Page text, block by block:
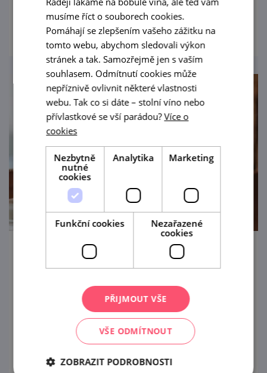
prohlédnout
Exkurze ve Vinařství Fučík
Ochutnáte 6 pečlivě vybraných vzorků vín
(0,5 dcl) z našeho portfolia doplněných
malým degustačním soustem.
prohlédnout
musíme říct o souborech cookies.
Pomáhají se zlepšením vašeho zážitku na
tomto webu, abychom sledovali výkon
stránek a tak. Samozřejmě jen s vaším
souhlasem. Odmítnutí cookies může
nepříznivě ovlivnit některé vlastnosti
webu. Tak co si dáte – stolní víno nebo
přívlastkové se vší parádou?Více o
cookies
Nezbytně
nutné
cookies
Analytika Marketing
Funkční cookies
Nezařazené
cookies
PŘIJMOUT VŠE
VŠE ODMÍTNOUT
ZOBRAZIT PODROBNOSTI